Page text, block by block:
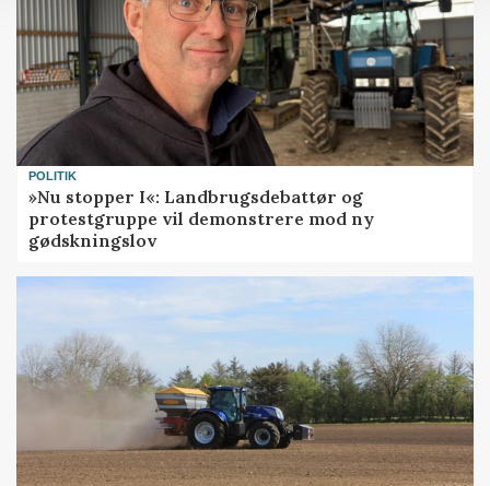
POLITIK
»Nu stopper I«: Landbrugsdebattør og
protestgruppe vil demonstrere mod ny
gødskningslov